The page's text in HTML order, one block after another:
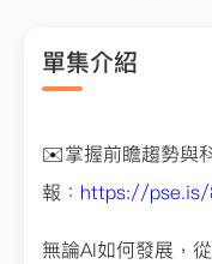
單集介紹
✉️掌握前瞻趨勢與
報： https://pse.is/
無論AI如何發展，